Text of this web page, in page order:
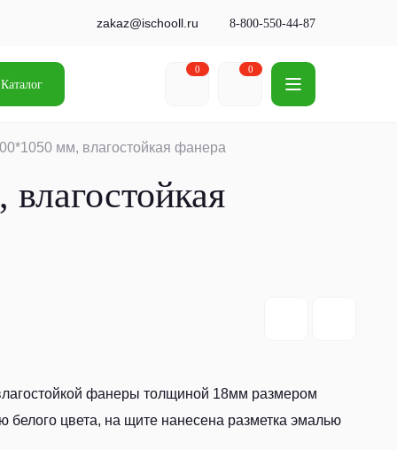
zakaz@ischooll.ru 8-800-550-44-87
Каталог
0 0
мм, влагостойкая фанера
фанеры толщиной 18мм размером
цвета, на щите нанесена разметка эмалью